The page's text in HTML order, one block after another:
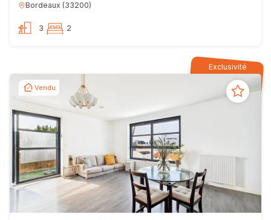
Bordeaux (33200)
3 2
Exclusivité
Vendu